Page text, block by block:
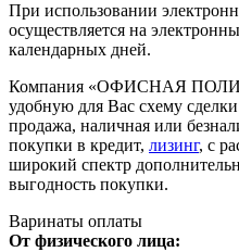
При использовании
осуществляется на
календарных дней.
Компания «ОФИСНАЯ
удобную для Вас схему
продажа, наличная или
покупки в кредит, лизинг, с
широкий спектр
выгодность покупки.
Варинаты оплаты
От физического лица: